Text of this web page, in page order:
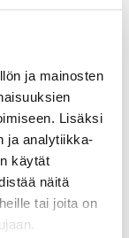
ja mainosten
Lisäksi
ja analytiikka-
käytät
näitä
tai joita on
| Agritek
tavoitteena